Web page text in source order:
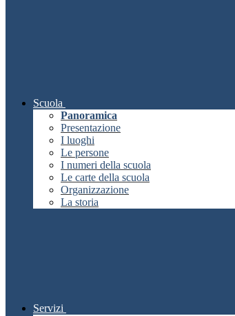
Scuola
Panoramica
Presentazione
I luoghi
Le persone
I numeri della scuola
Le carte della scuola
Organizzazione
La storia
Servizi